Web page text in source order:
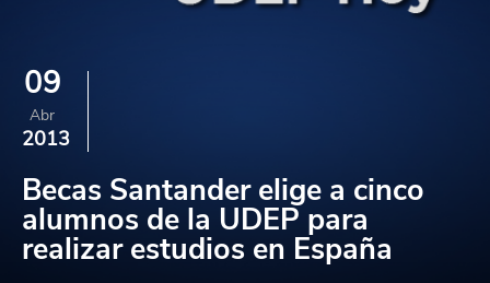
09
Abr
2013
Becas Santander elige a cinco
alumnos de la UDEP para
realizar estudios en España